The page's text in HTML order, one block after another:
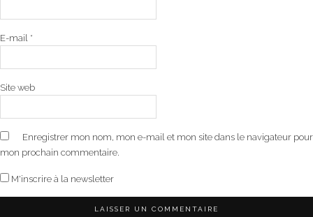
E-mail *
Site web
Enregistrer mon nom, mon e-mail et mon site dans le navigateur pour
mon prochain commentaire.
M'inscrire à la newsletter